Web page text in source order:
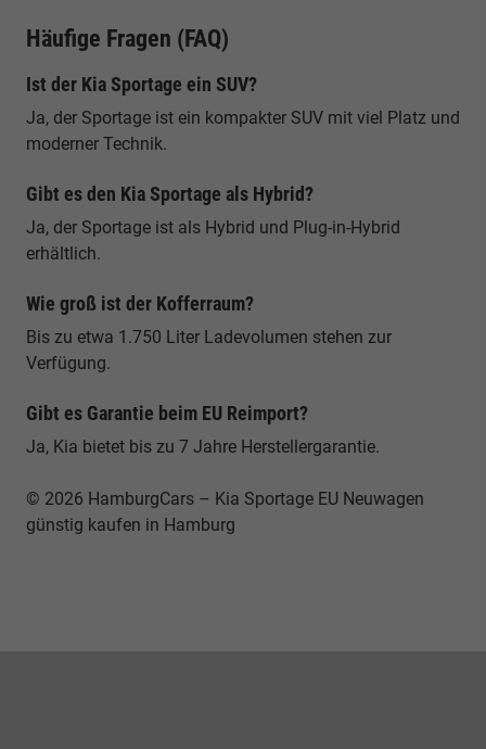
Häufige Fragen (FAQ)
Ist der Kia Sportage ein SUV?
Ja, der Sportage ist ein kompakter SUV mit viel Platz und
moderner Technik.
Gibt es den Kia Sportage als Hybrid?
Ja, der Sportage ist als Hybrid und Plug-in-Hybrid
erhältlich.
Wie groß ist der Kofferraum?
Bis zu etwa 1.750 Liter Ladevolumen stehen zur
Verfügung.
Gibt es Garantie beim EU Reimport?
Ja, Kia bietet bis zu 7 Jahre Herstellergarantie.
© 2026 HamburgCars – Kia Sportage EU Neuwagen
günstig kaufen in Hamburg